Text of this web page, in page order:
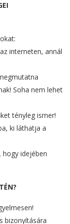
interneten, annál
Soha nem lehet
tényleg ismer!
ki láthatja a
idejében
bizonyítására